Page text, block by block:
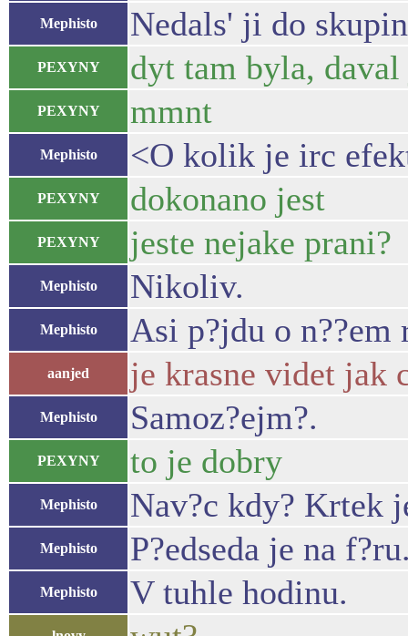
Mephisto Nedals' ji do
PEXYNY dyt tam byla,
PEXYNY mmnt
Mephisto <O kolik je irc
PEXYNY dokonano jest
PEXYNY jeste nejake prani?
Mephisto Nikoliv.
Mephisto Asi p?jdu o n??em
aanjed je krasne videt jak
Mephisto Samoz?ejm?.
PEXYNY to je dobry
Mephisto Nav?c kdy? Krtek
Mephisto P?edseda je na
Mephisto V tuhle hodinu.